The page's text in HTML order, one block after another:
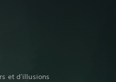
et d'illusions